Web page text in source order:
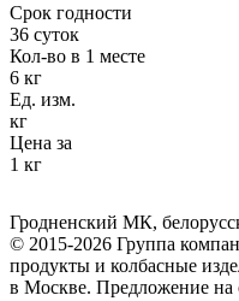
Срок годности
36 суток
Кол-во в 1 месте
6 кг
Ед. изм.
кг
Цена за
1 кг
Гродненский МК,
© 2015-2026 Группа
продукты и колбасные
в Москве. Предложение на